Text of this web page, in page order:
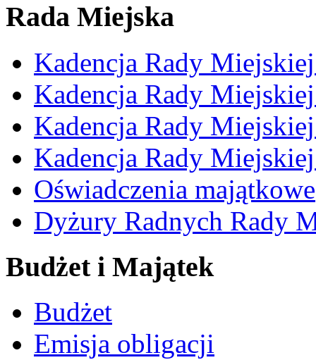
Rada Miejska
Kadencja Rady
Kadencja Rady
Kadencja Rady
Kadencja Rady
Oświadczenia majątkowe
Dyżury Radnych Rady
Budżet i Majątek
Budżet
Emisja obligacji